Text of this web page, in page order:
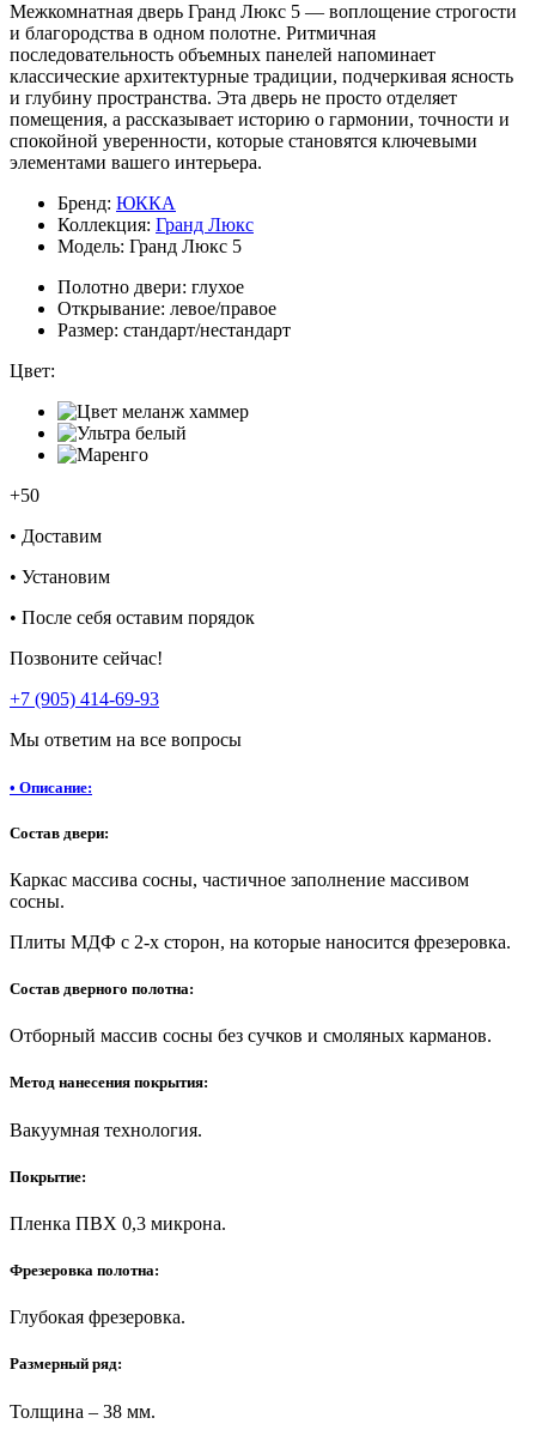
Межкомнатная дверь Гранд Люкс 5 — воплощение строгости
и благородства в одном полотне. Ритмичная
последовательность объемных панелей напоминает
классические архитектурные традиции, подчеркивая ясность
и глубину пространства. Эта дверь не просто отделяет
помещения, а рассказывает историю о гармонии, точности и
спокойной уверенности, которые становятся ключевыми
элементами вашего интерьера.
Бренд: ЮККА
Коллекция: Гранд Люкс
Модель: Гранд Люкс 5
Полотно двери: глухое
Открывание: левое/правое
Размер: стандарт/нестандарт
Цвет:
+50
• Доставим
• Установим
• После себя оставим порядок
Позвоните сейчас!
+7 (905) 414-69-93
Мы ответим на все вопросы
• Описание:
Состав двери:
Каркас массива сосны, частичное заполнение массивом
сосны.
Плиты МДФ с 2-х сторон, на которые наносится фрезеровка.
Состав дверного полотна:
Отборный массив сосны без сучков и смоляных карманов.
Метод нанесения покрытия:
Вакуумная технология.
Покрытие:
Пленка ПВХ 0,3 микрона.
Фрезеровка полотна:
Глубокая фрезеровка.
Размерный ряд:
Толщина – 38 мм.